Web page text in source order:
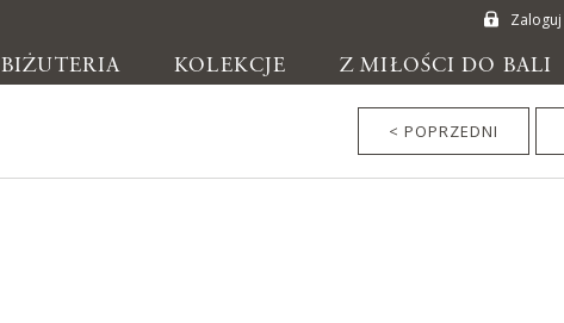
Zaloguj
BIŻUTERIA KOLEKCJE Z MIŁOŚCI DO BALI
Biżuteria
< POPRZEDNI